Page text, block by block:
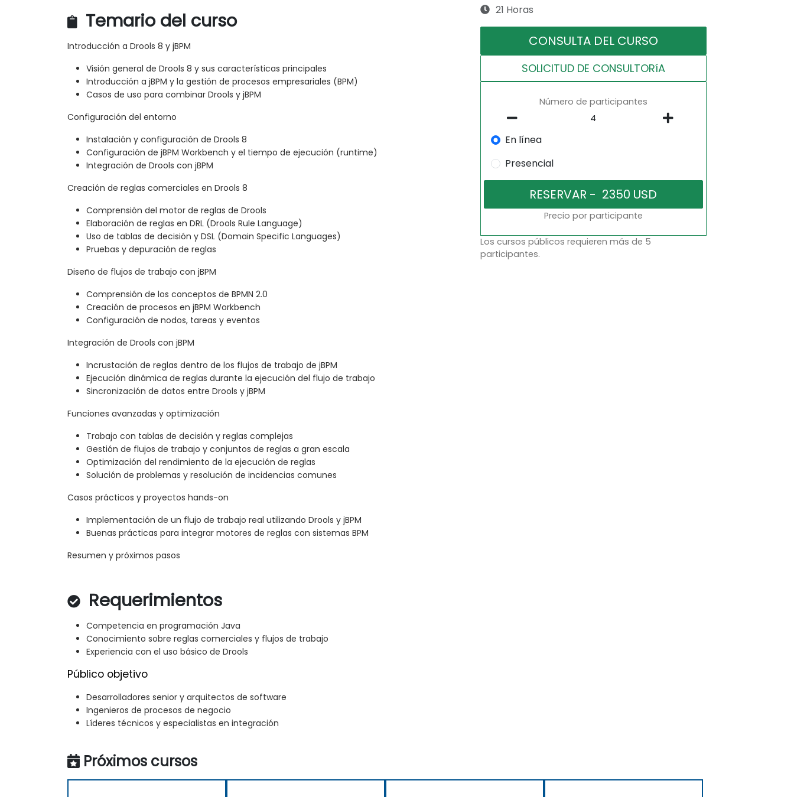
Temario del curso
Introducción a Drools 8 y jBPM
Visión general de Drools 8 y sus características principales
Introducción a jBPM y la gestión de procesos empresariales (BPM)
Casos de uso para combinar Drools y jBPM
Configuración del entorno
Instalación y configuración de Drools 8
Configuración de jBPM Workbench y el tiempo de ejecución (runtime)
Integración de Drools con jBPM
Creación de reglas comerciales en Drools 8
Comprensión del motor de reglas de Drools
Elaboración de reglas en DRL (Drools Rule Language)
Uso de tablas de decisión y DSL (Domain Specific Languages)
Pruebas y depuración de reglas
Diseño de flujos de trabajo con jBPM
Comprensión de los conceptos de BPMN 2.0
Creación de procesos en jBPM Workbench
Configuración de nodos, tareas y eventos
Integración de Drools con jBPM
Incrustación de reglas dentro de los flujos de trabajo de jBPM
Ejecución dinámica de reglas durante la ejecución del flujo de trabajo
Sincronización de datos entre Drools y jBPM
Funciones avanzadas y optimización
Trabajo con tablas de decisión y reglas complejas
Gestión de flujos de trabajo y conjuntos de reglas a gran escala
Optimización del rendimiento de la ejecución de reglas
Solución de problemas y resolución de incidencias comunes
Casos prácticos y proyectos hands-on
Implementación de un flujo de trabajo real utilizando Drools y jBPM
Buenas prácticas para integrar motores de reglas con sistemas BPM
Resumen y próximos pasos
Requerimientos
Competencia en programación Java
Conocimiento sobre reglas comerciales y flujos de trabajo
Experiencia con el uso básico de Drools
Público objetivo
Desarrolladores senior y arquitectos de software
Ingenieros de procesos de negocio
Líderes técnicos y especialistas en integración
21 Horas
CONSULTA DEL CURSO
SOLICITUD DE CONSULTORíA
Número de participantes
En línea
Presencial
Precio por participante
Los cursos públicos requieren más de 5
participantes.
Próximos cursos